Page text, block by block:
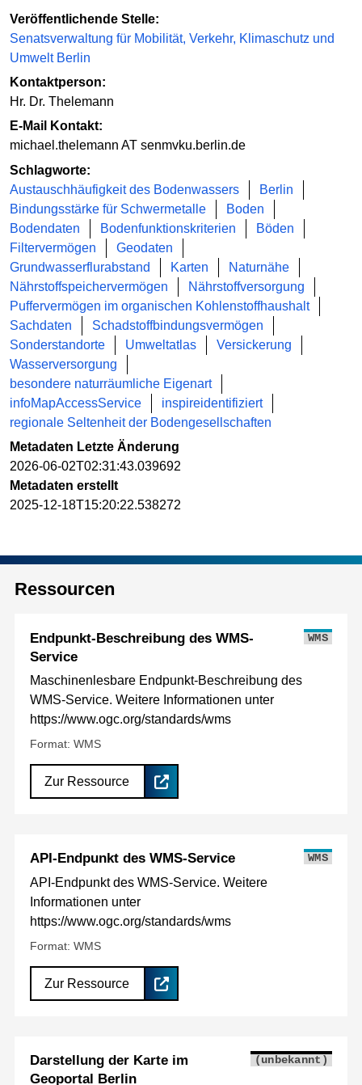
Veröffentlichende Stelle:
Senatsverwaltung für Mobilität, Verkehr, Klimaschutz und
Umwelt Berlin
Kontaktperson:
Hr. Dr. Thelemann
E-Mail Kontakt:
michael.thelemann AT senmvku.berlin.de
Schlagworte:
Austauschhäufigkeit des Bodenwassers
Berlin
Bindungsstärke für Schwermetalle
Boden
Bodendaten
Bodenfunktionskriterien
Böden
Filtervermögen
Geodaten
Grundwasserflurabstand
Karten
Naturnähe
Nährstoffspeichervermögen
Nährstoffversorgung
Puffervermögen im organischen Kohlenstoffhaushalt
Sachdaten
Schadstoffbindungsvermögen
Sonderstandorte
Umweltatlas
Versickerung
Wasserversorgung
besondere naturräumliche Eigenart
infoMapAccessService
inspireidentifiziert
regionale Seltenheit der Bodengesellschaften
Metadaten Letzte Änderung
2026-06-02T02:31:43.039692
Metadaten erstellt
2025-12-18T15:20:22.538272
Ressourcen
Endpunkt-Beschreibung des WMS-
Service
WMS
Maschinenlesbare Endpunkt-Beschreibung des
WMS-Service. Weitere Informationen unter
https://www.ogc.org/standards/wms
Format: WMS
Zur Ressource
API-Endpunkt des WMS-Service WMS
API-Endpunkt des WMS-Service. Weitere
Informationen unter
https://www.ogc.org/standards/wms
Format: WMS
Zur Ressource
Darstellung der Karte im
Geoportal Berlin
(unbekannt)